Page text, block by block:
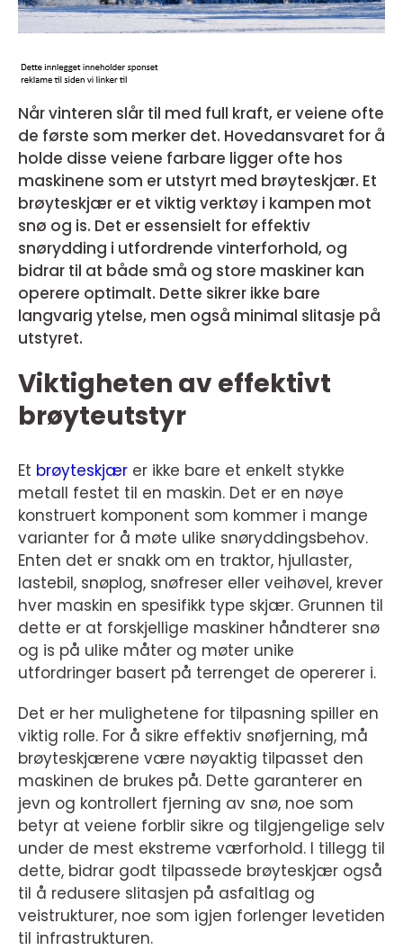
Når vinteren slår til med full kraft, er veiene ofte
de første som merker det. Hovedansvaret for å
holde disse veiene farbare ligger ofte hos
maskinene som er utstyrt med brøyteskjær. Et
brøyteskjær er et viktig verktøy i kampen mot
snø og is. Det er essensielt for effektiv
snørydding i utfordrende vinterforhold, og
bidrar til at både små og store maskiner kan
operere optimalt. Dette sikrer ikke bare
langvarig ytelse, men også minimal slitasje på
utstyret.
Viktigheten av effektivt
brøyteutstyr
Et brøyteskjær er ikke bare et enkelt stykke
metall festet til en maskin. Det er en nøye
konstruert komponent som kommer i mange
varianter for å møte ulike snøryddingsbehov.
Enten det er snakk om en traktor, hjullaster,
lastebil, snøplog, snøfreser eller veihøvel, krever
hver maskin en spesifikk type skjær. Grunnen til
dette er at forskjellige maskiner håndterer snø
og is på ulike måter og møter unike
utfordringer basert på terrenget de opererer i.
Det er her mulighetene for tilpasning spiller en
viktig rolle. For å sikre effektiv snøfjerning, må
brøyteskjærene være nøyaktig tilpasset den
maskinen de brukes på. Dette garanterer en
jevn og kontrollert fjerning av snø, noe som
betyr at veiene forblir sikre og tilgjengelige selv
under de mest ekstreme værforhold. I tillegg til
dette, bidrar godt tilpassede brøyteskjær også
til å redusere slitasjen på asfaltlag og
veistrukturer, noe som igjen forlenger levetiden
til infrastrukturen.